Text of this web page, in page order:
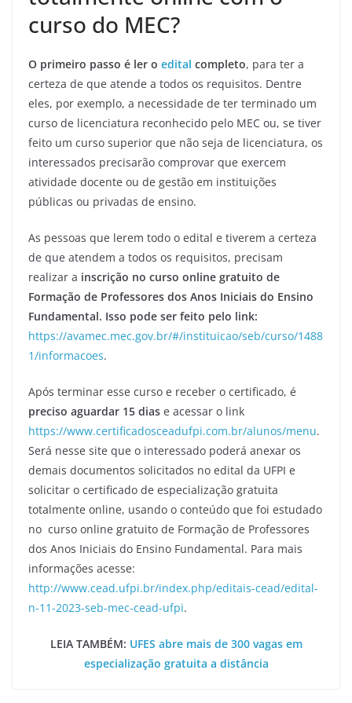
curso do MEC?
O primeiro passo é ler o edital completo, para ter a
certeza de que atende a todos os requisitos. Dentre
eles, por exemplo, a necessidade de ter terminado um
curso de licenciatura reconhecido pelo MEC ou, se tiver
feito um curso superior que não seja de licenciatura, os
interessados precisarão comprovar que exercem
atividade docente ou de gestão em instituições
públicas ou privadas de ensino.
As pessoas que lerem todo o edital e tiverem a certeza
de que atendem a todos os requisitos, precisam
realizar a inscrição no curso online gratuito de
Formação de Professores dos Anos Iniciais do Ensino
Fundamental. Isso pode ser feito pelo link:
https://avamec.mec.gov.br/#/instituicao/seb/curso/1488
1/informacoes.
Após terminar esse curso e receber o certificado, é
preciso aguardar 15 dias e acessar o link
https://www.certificadosceadufpi.com.br/alunos/menu.
Será nesse site que o interessado poderá anexar os
demais documentos solicitados no edital da UFPI e
solicitar o certificado de especialização gratuita
totalmente online, usando o conteúdo que foi estudado
no curso online gratuito de Formação de Professores
dos Anos Iniciais do Ensino Fundamental. Para mais
informações acesse:
http://www.cead.ufpi.br/index.php/editais-cead/edital-
n-11-2023-seb-mec-cead-ufpi.
LEIA TAMBÉM: UFES abre mais de 300 vagas em
especialização gratuita a distância